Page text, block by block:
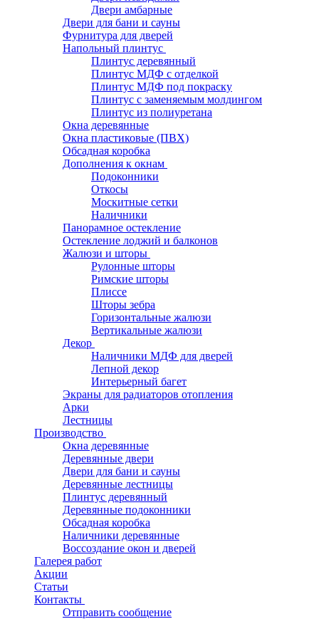
Двери амбарные
Двери для бани и сауны
Фурнитура для дверей
Напольный плинтус
Плинтус деревянный
Плинтус МДФ с отделкой
Плинтус МДФ под покраску
Плинтус с заменяемым молдингом
Плинтус из полиуретана
Окна деревянные
Окна пластиковые (ПВХ)
Обсадная коробка
Дополнения к окнам
Подоконники
Откосы
Москитные сетки
Наличники
Панорамное остекление
Остекление лоджий и балконов
Жалюзи и шторы
Рулонные шторы
Римские шторы
Плиссе
Шторы зебра
Горизонтальные жалюзи
Вертикальные жалюзи
Декор
Наличники МДФ для дверей
Лепной декор
Интерьерный багет
Экраны для радиаторов отопления
Арки
Лестницы
Производство
Окна деревянные
Деревянные двери
Двери для бани и сауны
Деревянные лестницы
Плинтус деревянный
Деревянные подоконники
Обсадная коробка
Наличники деревянные
Воссоздание окон и дверей
Галерея работ
Акции
Статьи
Контакты
Отправить сообщение